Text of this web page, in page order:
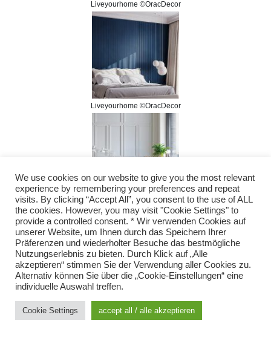
Liveyourhome ©OracDecor
Liveyourhome ©OracDecor
Liveyourhome ©OracDecor
Liveyourhome ©OracDecor
We use cookies on our website to give you the most relevant
experience by remembering your preferences and repeat
visits. By clicking “Accept All”, you consent to the use of ALL
the cookies. However, you may visit "Cookie Settings" to
provide a controlled consent. * Wir verwenden Cookies auf
unserer Website, um Ihnen durch das Speichern Ihrer
Präferenzen und wiederholter Besuche das bestmögliche
Nutzungserlebnis zu bieten. Durch Klick auf „Alle
akzeptieren“ stimmen Sie der Verwendung aller Cookies zu.
Alternativ können Sie über die „Cookie-Einstellungen“ eine
individuelle Auswahl treffen.
Cookie Settings accept all / alle akzeptieren